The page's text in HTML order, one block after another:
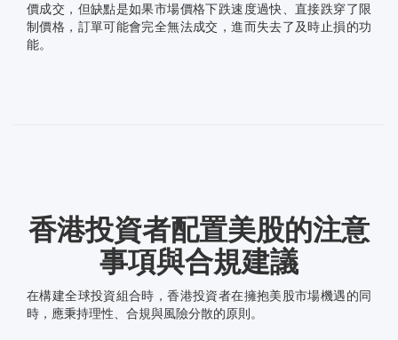
價成交，但缺點是如果市場價格下跌速度過快、直接跌穿了限
制價格，訂單可能會完全無法成交，進而失去了及時止損的功
能。
香港投資者配置美股的注意
事項與合規建議
在構建全球投資組合時，香港投資者在擁抱美股市場機遇的同
時，應秉持理性、合規與風險分散的原則。